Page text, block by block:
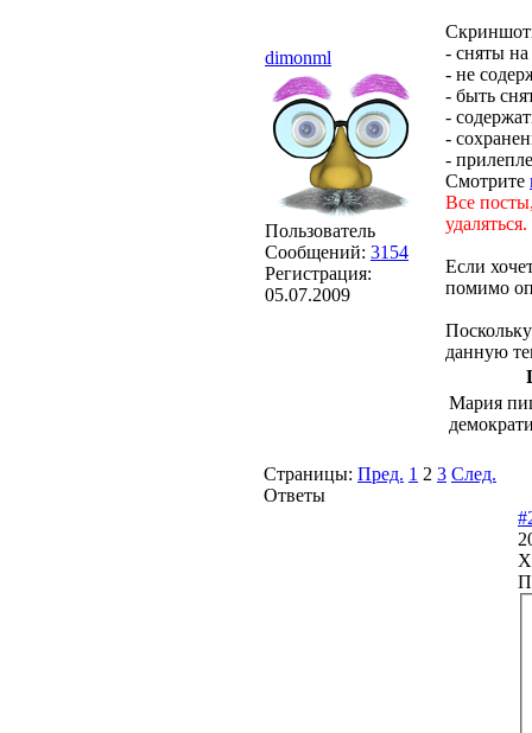
dimonml
Пользователь
Сообщений: 3154
Регистрация:
05.07.2009
- сняты на
- не
- быть
-
-
-
Смотрите
Все
удаляться.
Если
помимо
данную
Мария
Страницы: Пред. 1 2 3 След.
Ответы